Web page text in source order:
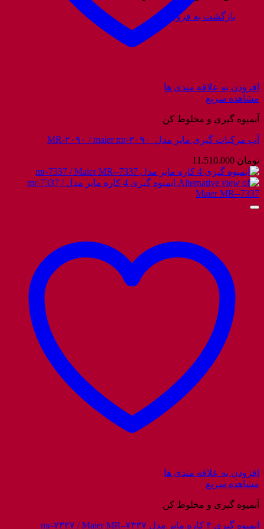
بازگشت به فروشگاه
افزودن به علاقه مندی ها
مشاهده سریع
آبمیوه گیری و مخلوط کن
آب مرکبات گیری مایر مدل MR-۲۰۹۰ / maier mr-۲۰۹۰
تومان
افزودن به علاقه مندی ها
مشاهده سریع
آبمیوه گیری و مخلوط کن
ابمیوه گیری ۴ کاره مایر مدل mr-۷۳۳۷ / Maier MR–۷۳۳۷